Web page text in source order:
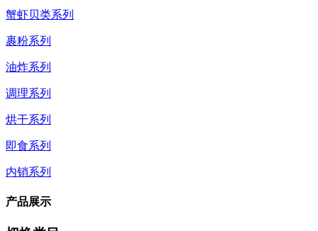
蟹虾贝类系列
裹粉系列
油炸系列
调理系列
烘干系列
即食系列
内销系列
产品展示